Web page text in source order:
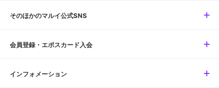
そのほかのマルイ公式SNS
会員登録・エポスカード入会
インフォメーション